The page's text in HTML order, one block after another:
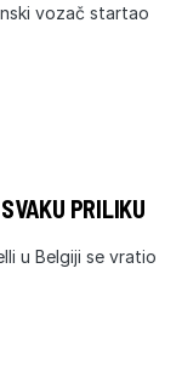
vozač startao
PRILIKU
u Belgiji se vratio